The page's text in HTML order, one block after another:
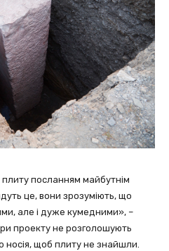
плиту посланням майбутнім
це, вони зрозуміють, що
але і дуже кумедними», –
проекту не розголошують
носія, щоб плиту не знайшли.